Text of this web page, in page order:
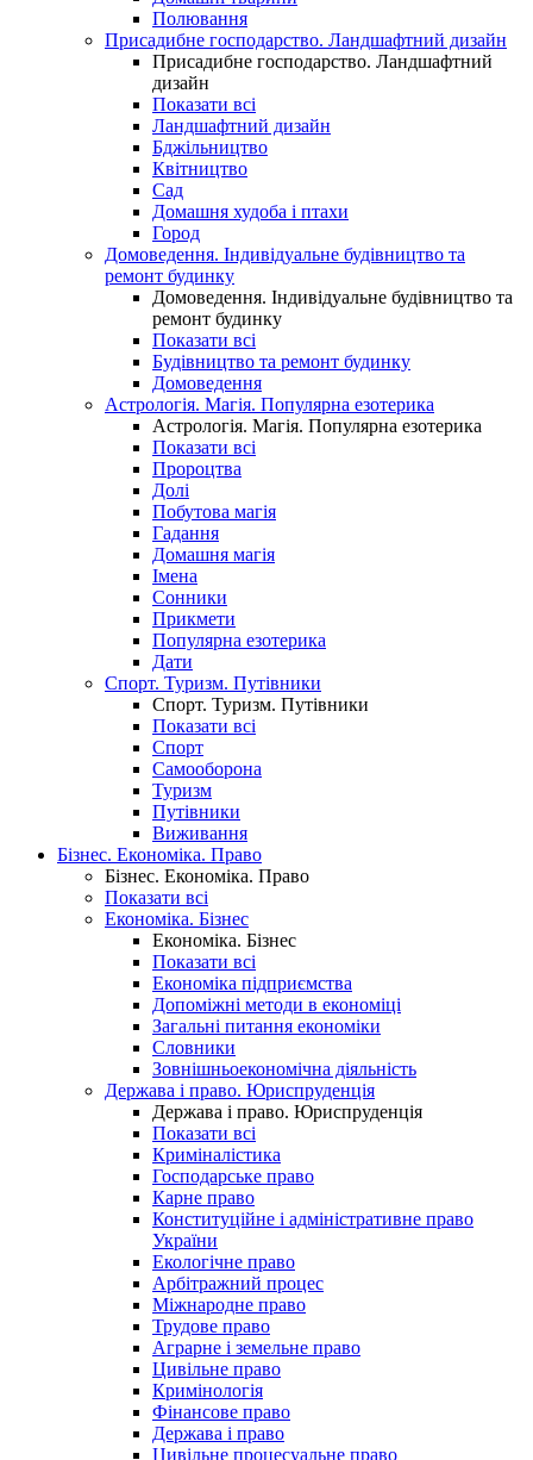
Полювання
Присадибне господарство. Ландшафтний дизайн
Присадибне господарство. Ландшафтний
дизайн
Показати всі
Ландшафтний дизайн
Бджільництво
Квітництво
Сад
Домашня худоба і птахи
Город
Домоведення. Індивідуальне будівництво та
ремонт будинку
Домоведення. Індивідуальне будівництво та
ремонт будинку
Показати всі
Будівництво та ремонт будинку
Домоведення
Астрологія. Магія. Популярна езотерика
Астрологія. Магія. Популярна езотерика
Показати всі
Пророцтва
Долі
Побутова магія
Гадання
Домашня магія
Імена
Сонники
Прикмети
Популярна езотерика
Дати
Спорт. Туризм. Путівники
Спорт. Туризм. Путівники
Показати всі
Спорт
Самооборона
Туризм
Путівники
Виживання
Бізнес. Економіка. Право
Бізнес. Економіка. Право
Показати всі
Економіка. Бізнес
Економіка. Бізнес
Показати всі
Економіка підприємства
Допоміжні методи в економіці
Загальні питання економіки
Словники
Зовнішньоекономічна діяльність
Держава і право. Юриспруденція
Держава і право. Юриспруденція
Показати всі
Криміналістика
Господарське право
Карне право
Конституційне і адміністративне право
України
Екологічне право
Арбітражний процес
Міжнародне право
Трудове право
Аграрне і земельне право
Цивільне право
Кримінологія
Фінансове право
Держава і право
Цивільне процесуальне право